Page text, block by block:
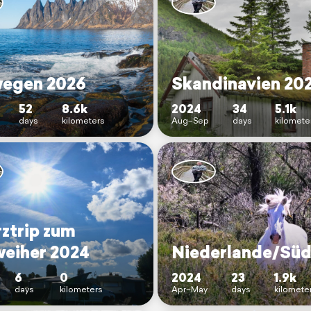
2026
52
days
8.6k
kilometers
Skandinavien
2024
Aug–Sep
34
days
5.1k
zum
2024
6
days
0
kilometers
2024
Apr–May
23
days
1.9k